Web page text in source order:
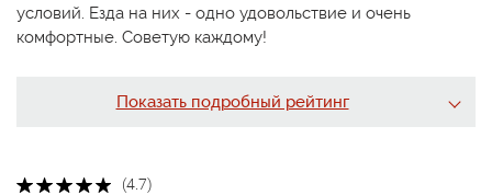
условий. Езда на них - одно удовольствие и очень
комфортные. Советую каждому!
Показать подробный рейтинг
(4.7)